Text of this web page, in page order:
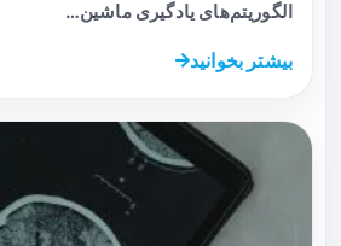
الگوریتم‌های یادگیری ماشین…
بیشتر بخوانید